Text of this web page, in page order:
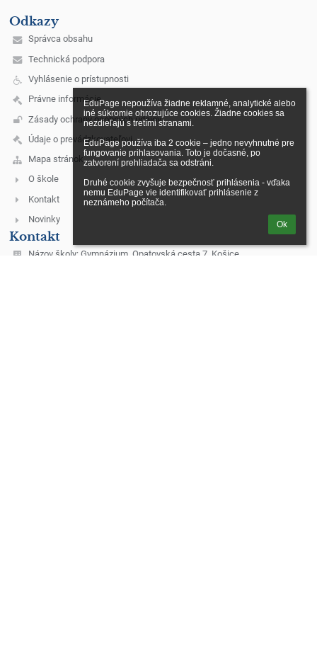
EduPage nepoužíva žiadne reklamné, analytické alebo
iné súkromie ohrozujúce cookies. Žiadne cookies sa
nezdieľajú s tretími stranami.
EduPage používa iba 2 cookie – jedno nevyhnutné pre
fungovanie prihlasovania. Toto je dočasné, po
zatvorení prehliadača sa odstráni.
Druhé cookie zvyšuje bezpečnosť prihlásenia - vďaka
nemu EduPage vie identifikovať prihlásenie z
neznámeho počítača.
Ok
Odkazy
Správca obsahu
Technická podpora
Vyhlásenie o prístupnosti
Právne informácie
Zásady ochrany osobných údajov
Údaje o prevádzkovateľovi
Mapa stránok
O škole
Kontakt
Novinky
Kontakt
Názov školy: Gymnázium, Opatovská cesta 7, Košice